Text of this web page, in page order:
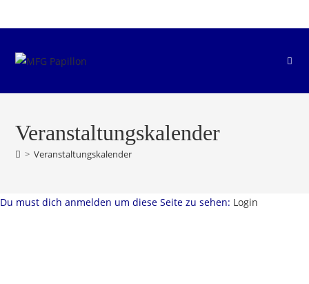
Inhalt
Veranstaltungskalender
> Veranstaltungskalender
Du must dich anmelden um diese Seite zu sehen: Login